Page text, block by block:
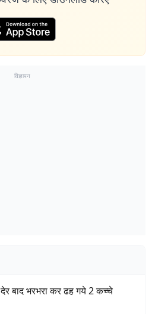
विज्ञापन
बाद भरभरा कर ढह गये 2 कच्चे